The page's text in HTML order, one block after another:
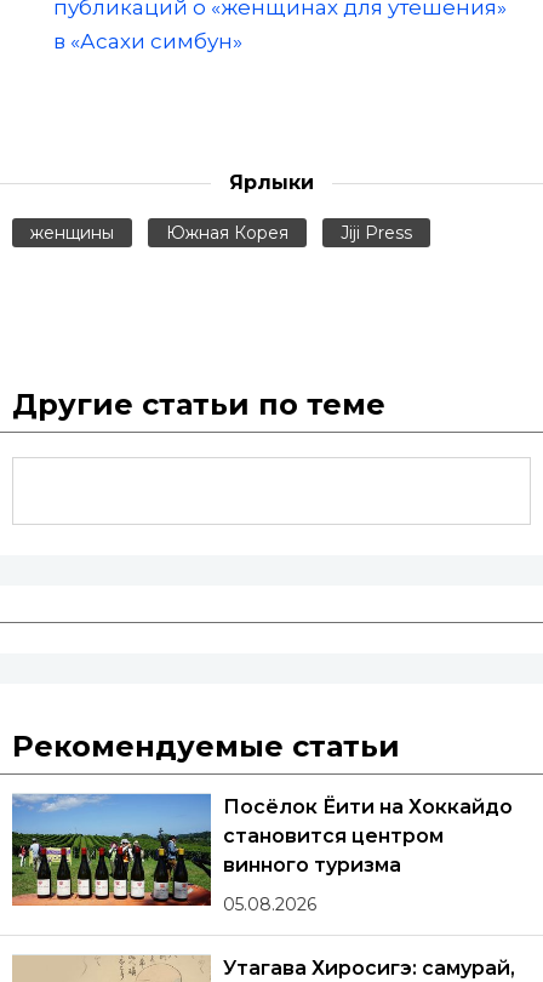
публикаций о «женщинах для утешения»
в «Асахи симбун»
Ярлыки
женщины Южная Корея Jiji Press
Другие статьи по теме
Рекомендуемые статьи
Посёлок Ёити на Хоккайдо
становится центром
винного туризма
05.08.2026
Утагава Хиросигэ: самурай,